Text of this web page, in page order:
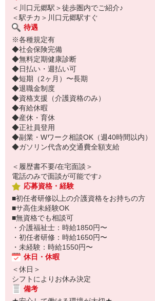
＜川口元郷駅＞徒歩圏内でご紹介♪
＜駅チカ＞川口元郷駅すぐ
待遇
※各種規定有
◆社会保険完備
◆無料定期健康診断
◆日払い・週払い可
◆短期（2ヶ月）〜長期
◆退職金制度
◆資格支援（介護資格のみ）
◆有給休暇
◆産休・育休
◆正社員登用
◆副業・Wワーク相談OK（週40時間以内）
◆ガソリン代含め交通費全額支給
＜履歴書不要/在宅面談＞
電話のみで面談が可能です♪
応募資格・経験
■初任者研修以上の介護資格をお持ちの方
■サ高住未経験OK
■無資格でも相談可
・介護福祉士：時給1850円〜
・初任者研修：時給1650円〜
・未経験：時給1550円〜
休日・休暇
＜休日＞
シフトによりお休み決定
備考